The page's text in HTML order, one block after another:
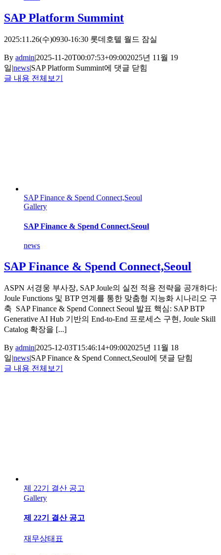
SAP Platform Summint
2025:11.26(수)0930-16:30 롯데호텔 월드 잠실
By admin|2025-11-20T00:07:53+09:002025년 11월 19
일|news|SAP Platform Summint에 댓글 닫힘
글 내용 전체보기
SAP Finance & Spend Connect,Seoul
Gallery
SAP Finance & Spend Connect,Seoul
news
SAP Finance & Spend Connect,Seoul
ASPN 서경웅 부사장, SAP Joule의 실전 적용 전략을 공개하다:
Joule Functions 및 BTP 연계를 통한 맞춤형 지능화 시나리오 구
축 SAP Finance & Spend Connect Seoul 발표 핵심: SAP BTP
Generative AI Hub 기반의 End-to-End 프로세스 구현, Joule Skill
Catalog 확장을 [...]
By admin|2025-12-03T15:46:14+09:002025년 11월 18
일|news|SAP Finance & Spend Connect,Seoul에 댓글 닫힘
글 내용 전체보기
제 22기 결산 공고
Gallery
제 22기 결산 공고
재무상태표